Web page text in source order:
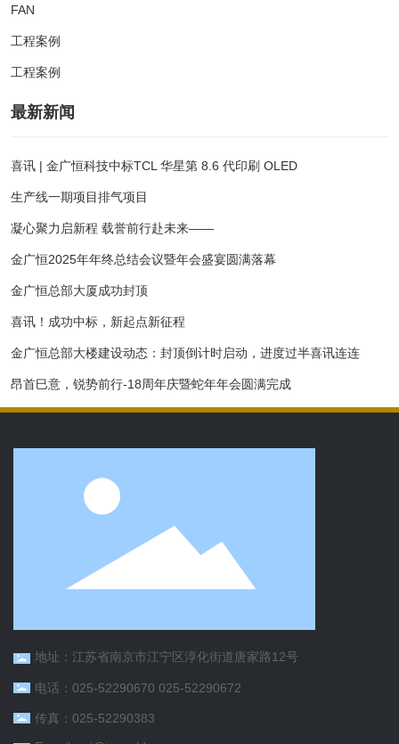
FAN
工程案例
工程案例
最新新闻
喜讯 | 金广恒科技中标TCL 华星第 8.6 代印刷 OLED
生产线一期项目排气项目
凝心聚力启新程 载誉前行赴未来——
金广恒2025年年终总结会议暨年会盛宴圆满落幕
金广恒总部大厦成功封顶
喜讯！成功中标，新起点新征程
金广恒总部大楼建设动态：封顶倒计时启动，进度过半喜讯连连
昂首巳意，锐势前行-18周年庆暨蛇年年会圆满完成
地址：江苏省南京市江宁区淳化街道唐家路12号
电话：025-52290670 025-52290672
传真：025-52290383